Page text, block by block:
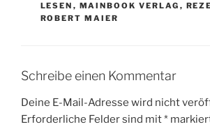
LESEN , MAINBOOK VERLAG ,
ROBERT MAIER
Schreibe einen Kommentar
Deine E-Mail-Adresse wird nicht
Erforderliche Felder sind mit*